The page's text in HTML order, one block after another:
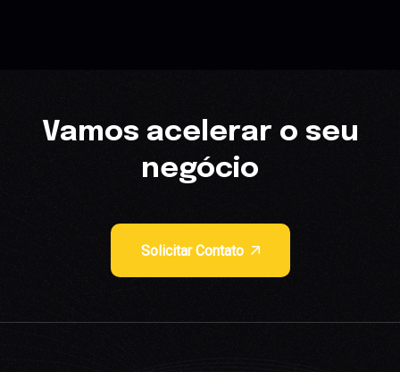
Vamos acelerar o seu
negócio
Solicitar Contato